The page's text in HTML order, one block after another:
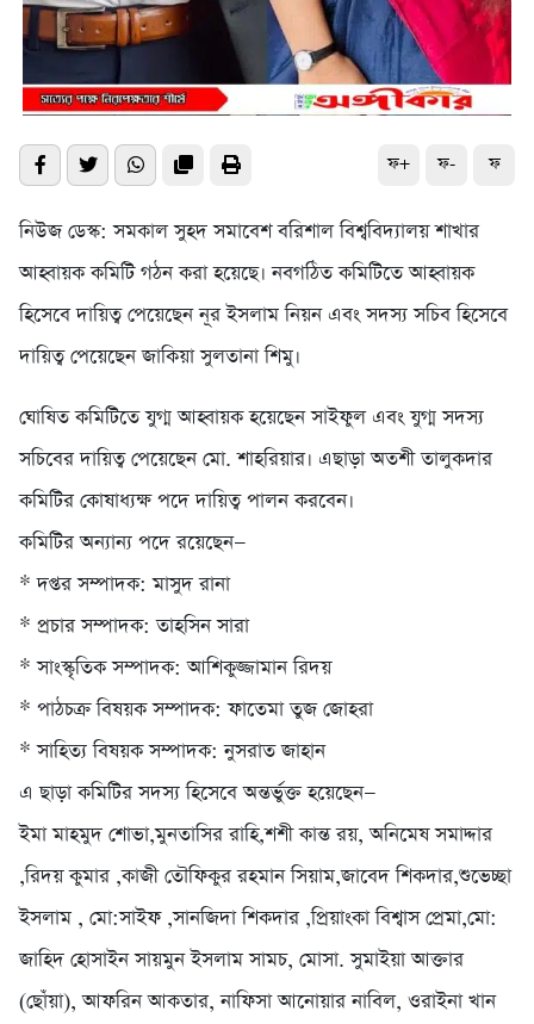
ফ+ ফ- ফ
নিউজ ডেস্ক: সমকাল সুহদ সমাবেশ বরিশাল বিশ্ববিদ্যালয় শাখার
আহ্বায়ক কমিটি গঠন করা হয়েছে। নবগঠিত কমিটিতে আহ্বায়ক
হিসেবে দায়িত্ব পেয়েছেন নূর ইসলাম নিয়ন এবং সদস্য সচিব হিসেবে
দায়িত্ব পেয়েছেন জাকিয়া সুলতানা শিমু।
ঘোষিত কমিটিতে যুগ্ম আহ্বায়ক হয়েছেন সাইফুল এবং যুগ্ম সদস্য
সচিবের দায়িত্ব পেয়েছেন মো. শাহরিয়ার। এছাড়া অতশী তালুকদার
কমিটির কোষাধ্যক্ষ পদে দায়িত্ব পালন করবেন।
কমিটির অন্যান্য পদে রয়েছেন—
* দপ্তর সম্পাদক: মাসুদ রানা
* প্রচার সম্পাদক: তাহসিন সারা
* সাংস্কৃতিক সম্পাদক: আশিকুজ্জামান রিদয়
* পাঠচক্র বিষয়ক সম্পাদক: ফাতেমা তুজ জোহরা
* সাহিত্য বিষয়ক সম্পাদক: নুসরাত জাহান
এ ছাড়া কমিটির সদস্য হিসেবে অন্তর্ভুক্ত হয়েছেন—
ইমা মাহমুদ শোভা,মুনতাসির রাহি,শশী কান্ত রয়, অনিমেষ সমাদ্দার
,রিদয় কুমার ,কাজী তৌফিকুর রহমান সিয়াম,জাবেদ শিকদার,শুভেচ্ছা
ইসলাম , মো:সাইফ ,সানজিদা শিকদার ,প্রিয়াংকা বিশ্বাস প্রেমা,মো:
জাহিদ হোসাইন সায়মুন ইসলাম সামচ, মোসা. সুমাইয়া আক্তার
(ছোঁয়া), আফরিন আকতার, নাফিসা আনোয়ার নাবিল, ওরাইনা খান